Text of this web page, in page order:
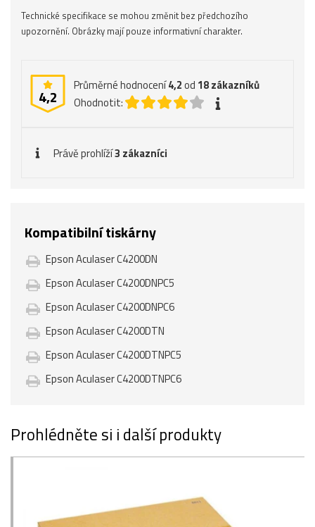
Technické specifikace se mohou změnit bez předchozího
upozornění. Obrázky mají pouze informativní charakter.
4,2
Průměrné hodnocení4,2od 18zákazníků
Ohodnotit:
Právě prohlíží3 zákazníci
Kompatibilní tiskárny
Epson Aculaser C4200DN
Epson Aculaser C4200DNPC5
Epson Aculaser C4200DNPC6
Epson Aculaser C4200DTN
Epson Aculaser C4200DTNPC5
Epson Aculaser C4200DTNPC6
Prohlédněte si i další produkty